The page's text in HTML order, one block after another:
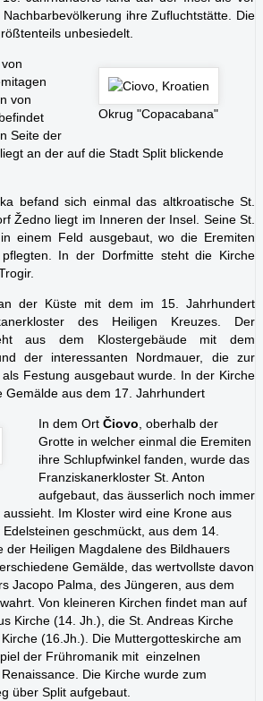
ihre Zufluchtstätte. Die
unbesiedelt.
Okrug "Copacabana"
von
Seite der
an der auf die Stadt Split blickende
befand sich einmal das altkroatische St.
Žedno liegt im Inneren der Insel. Seine St.
einem Feld ausgebaut, wo die Eremiten
pflegten. In der Dorfmitte steht die Kirche
der Küste mit dem im 15. Jahrhundert
des Heiligen Kreuzes. Der
aus dem Klostergebäude mit dem
der interessanten Nordmauer, die zur
Festung ausgebaut wurde. In der Kirche
Gemälde aus dem 17. Jahrhundert
In dem Ort Čiovo , oberhalb der
Grotte in welcher einmal die Eremiten
ihre Schlupfwinkel fanden, wurde das
Franziskanerkloster St. Anton
aufgebaut, das äusserlich noch immer
Im Kloster wird eine Krone aus
geschmückt, aus dem 14.
der Heiligen Magdalene des Bildhauers
Gemälde, das wertvollste davon
Jacopo Palma, des Jüngeren, aus dem
Von kleineren Kirchen findet man auf
Kirche (14. Jh.), die St. Andreas Kirche
(16.Jh.). Die Muttergotteskirche am
der Frühromanik mit einzelnen
Die Kirche wurde zum
über Split aufgebaut.